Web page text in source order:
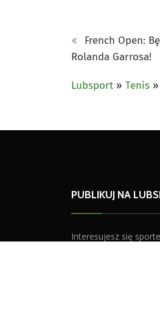
French Open:
Rolanda Garrosa!
Lubsport » Tenis »
PUBLIKUJ NA
Interesujesz się